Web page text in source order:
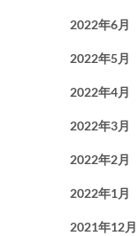
2022年6月
2022年5月
2022年4月
2022年3月
2022年2月
2022年1月
2021年12月